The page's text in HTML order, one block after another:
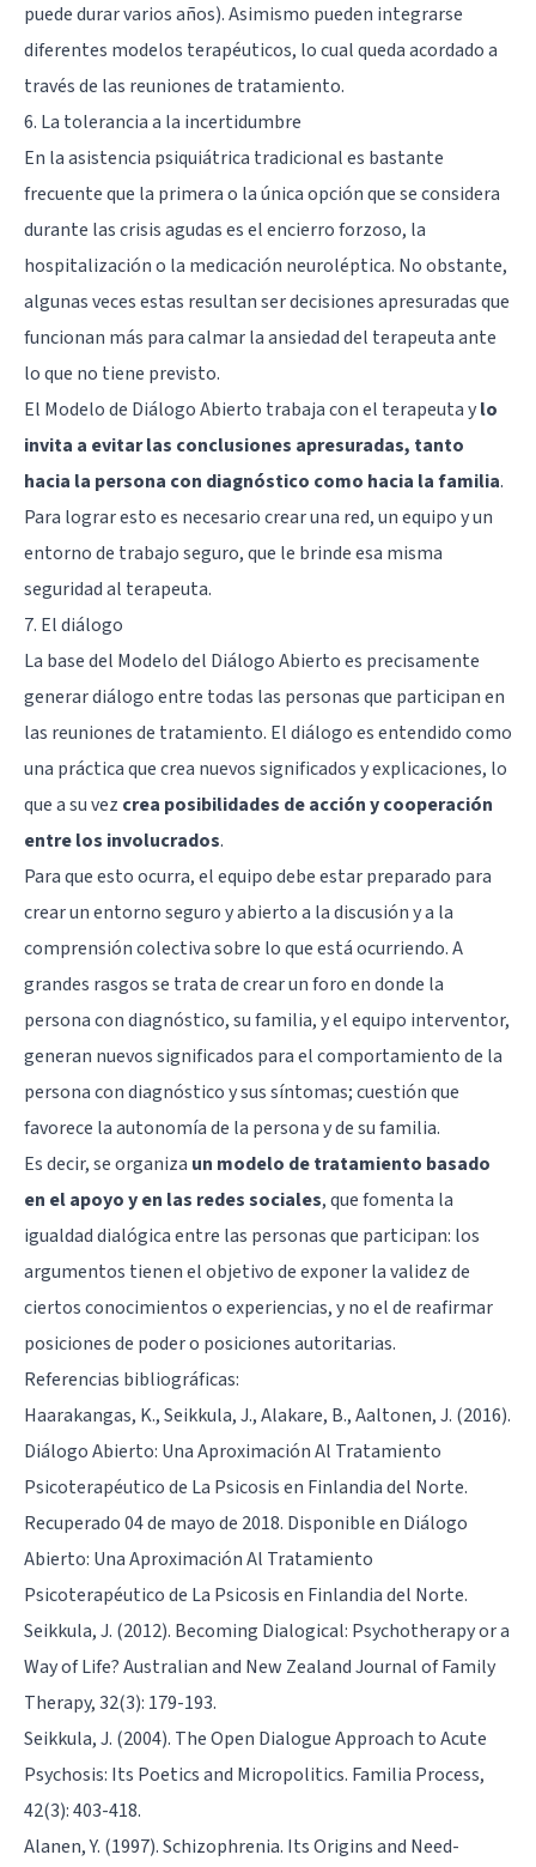
puede durar varios años). Asimismo pueden integrarse
diferentes modelos terapéuticos, lo cual queda acordado a
través de las reuniones de tratamiento.
6. La tolerancia a la incertidumbre
En la asistencia psiquiátrica tradicional es bastante
frecuente que la primera o la única opción que se considera
durante las crisis agudas es el encierro forzoso, la
hospitalización o la medicación neuroléptica. No obstante,
algunas veces estas resultan ser decisiones apresuradas que
funcionan más para calmar la ansiedad del terapeuta ante
lo que no tiene previsto.
El Modelo de Diálogo Abierto trabaja con el terapeuta ylo
invita a evitar las conclusiones apresuradas, tanto
hacia la persona con diagnóstico como hacia la familia.
Para lograr esto es necesario crear una red, un equipo y un
entorno de trabajo seguro, que le brinde esa misma
seguridad al terapeuta.
7. El diálogo
La base del Modelo del Diálogo Abierto es precisamente
generar diálogo entre todas las personas que participan en
las reuniones de tratamiento. El diálogo es entendido como
una práctica que crea nuevos significados y explicaciones, lo
que a su vez crea posibilidades de acción y cooperación
entre los involucrados.
Para que esto ocurra, el equipo debe estar preparado para
crear un entorno seguro y abierto a la discusión y a la
comprensión colectiva sobre lo que está ocurriendo. A
grandes rasgos se trata de crear un foro en donde la
persona con diagnóstico, su familia, y el equipo interventor,
generan nuevos significados para el comportamiento de la
persona con diagnóstico y sus síntomas; cuestión que
favorece la autonomía de la persona y de su familia.
Es decir, se organiza un modelo de tratamiento basado
en el apoyo y en las redes sociales, que fomenta la
igualdad dialógica entre las personas que participan: los
argumentos tienen el objetivo de exponer la validez de
ciertos conocimientos o experiencias, y no el de reafirmar
posiciones de poder o posiciones autoritarias.
Referencias bibliográficas:
Haarakangas, K., Seikkula, J., Alakare, B., Aaltonen, J. (2016).
Diálogo Abierto: Una Aproximación Al Tratamiento
Psicoterapéutico de La Psicosis en Finlandia del Norte.
Recuperado 04 de mayo de 2018. Disponible en Diálogo
Abierto: Una Aproximación Al Tratamiento
Psicoterapéutico de La Psicosis en Finlandia del Norte.
Seikkula, J. (2012). Becoming Dialogical: Psychotherapy or a
Way of Life? Australian and New Zealand Journal of Family
Therapy, 32(3): 179-193.
Seikkula, J. (2004). The Open Dialogue Approach to Acute
Psychosis: Its Poetics and Micropolitics. Familia Process,
42(3): 403-418.
Alanen, Y. (1997). Schizophrenia. Its Origins and Need-